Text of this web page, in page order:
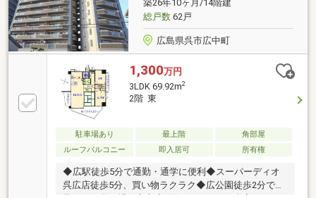
で来客時も安心です。■ 売主が業者なので設備等保
証がつくので安心です。（有期限）
築26年10ヶ月/14階建
総戸数62戸
広島県呉市広中町
1,300万円
3LDK 69.92m2
2階 東
駐車場あり 最上階
角部屋
ルーフバルコニー
即入居可 所有権
◆広駅徒歩5分で通勤・通学に便利◆スーパーディオ
呉広店徒歩5分、買い物ラクラク◆広公園徒歩2分でお